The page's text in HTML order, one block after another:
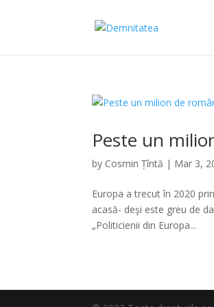
Peste un
by Cosmin Țîntă | Mar 3,
Europa a trecut în 2020
acasă- deşi este greu de
„Politicienii din Europa...